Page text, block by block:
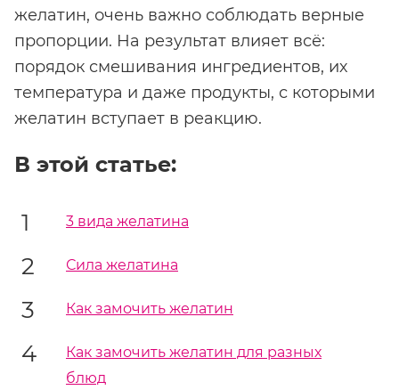
желатин, очень важно соблюдать верные
пропорции. На результат влияет всё:
порядок смешивания ингредиентов, их
температура и даже продукты, с которыми
желатин вступает в реакцию.
В этой статье:
3 вида желатина
Сила желатина
Как замочить желатин
Как замочить желатин для разных
блюд